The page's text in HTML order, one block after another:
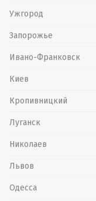
Ужгород
Запорожье
Ивано-Франковск
Киев
Кропивницкий
Луганск
Николаев
Львов
Одесса